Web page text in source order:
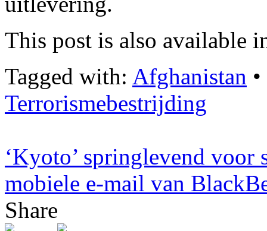
This post is also available
Tagged with: Afghanistan •
Terrorismebestrijding
‘Kyoto’ springlevend voor
mobiele e-mail van
Share